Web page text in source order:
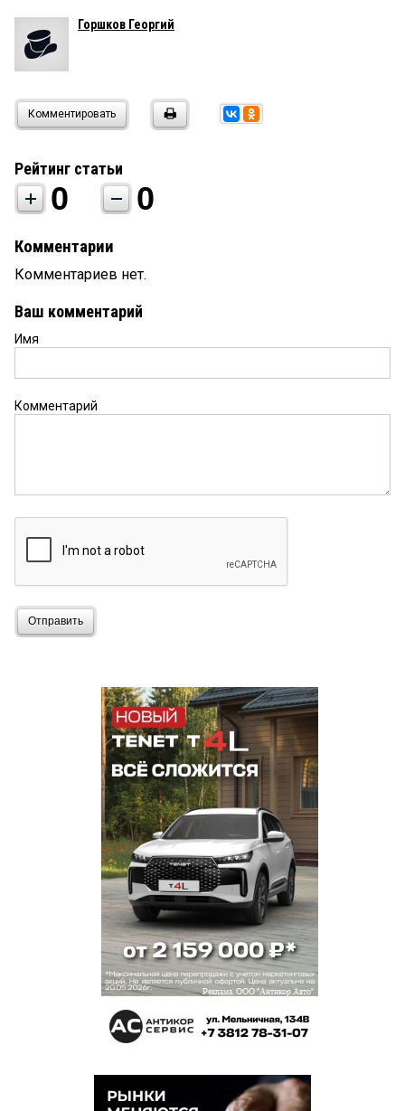
Горшков Георгий
Комментировать
Рейтинг статьи
0 0
Комментарии
Комментариев нет.
Ваш комментарий
Имя
Комментарий
Отправить